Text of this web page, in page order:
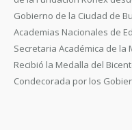
Gobierno de la Ciudad de
Academias Nacionales de
Secretaria Académica de la
Recibió la Medalla del
Condecorada por los